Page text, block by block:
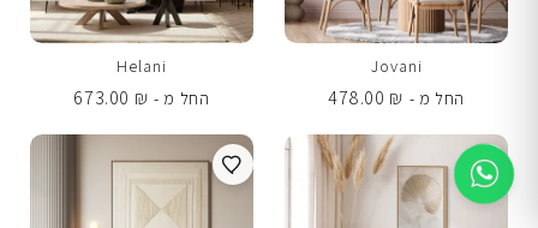
Jovani
החל מ -
478.00 ₪
Helani
החל מ -
673.00 ₪